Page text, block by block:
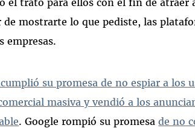
de mostrarte lo que pediste, las
empresas.
su promesa de no espiar a los
masiva y vendió a los
. Google rompió su promesade no